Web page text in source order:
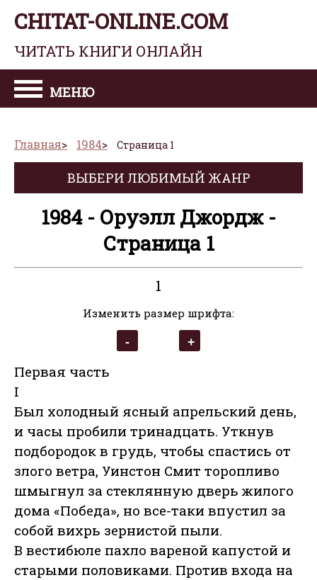
CHITAT-ONLINE.COM
ЧИТАТЬ КНИГИ ОНЛАЙН
МЕНЮ
Главная 1984 Страница 1
ВЫБЕРИ ЛЮБИМЫЙ ЖАНР
1984 - Оруэлл Джордж -
Страница 1
1
Изменить размер шрифта:
Первая часть
I
Был холодный ясный апрельский день,
и часы пробили тринадцать. Уткнув
подбородок в грудь, чтобы спастись от
злого ветра, Уинстон Смит торопливо
шмыгнул за стеклянную дверь жилого
дома «Победа», но все-таки впустил за
собой вихрь зернистой пыли.
В вестибюле пахло вареной капустой и
старыми половиками. Против входа на